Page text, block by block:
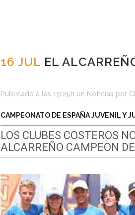
16 JUL EL
Publicado a las 19:25h en Noticias por
CAMPEONATO DE ESPAÑA JUVENIL Y
LOS CLUBES COSTEROS
ALCARREÑO CAMPEON